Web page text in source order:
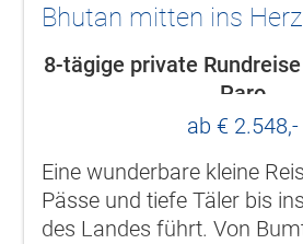
Bhutan mitten ins Herz
8-tägige private
Paro
ab € 2.548,-
Eine wunderbare kleine
Pässe und tiefe Täler bis
des Landes führt. Von